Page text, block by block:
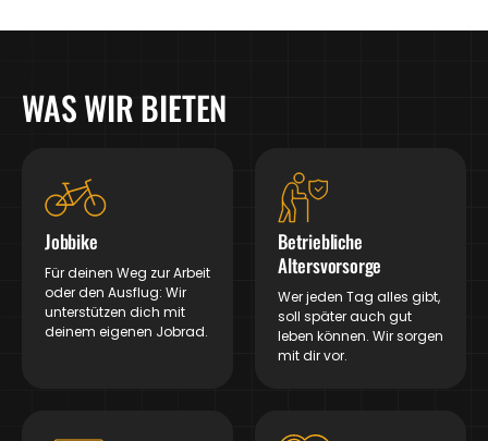
WAS WIR BIETEN
Jobbike
Für deinen Weg zur Arbeit
oder den Ausflug: Wir
unterstützen dich mit
deinem eigenen Jobrad.
Betriebliche
Altersvorsorge
Wer jeden Tag alles gibt,
soll später auch gut
leben können. Wir sorgen
mit dir vor.